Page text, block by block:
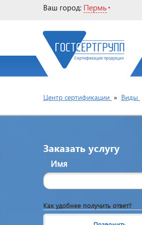
Ваш город: Пермь
Центр сертификации » Виды
Заказать услугу
Имя
Как удобнее получить ответ?